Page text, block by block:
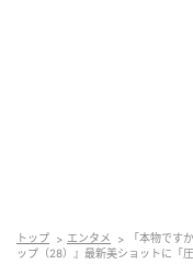
トップ エンタメ
「本物です
ップ（28）』最新美ショットに「